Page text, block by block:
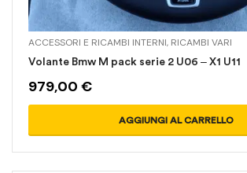
ACCESSORI E RICAMBI INTERNI, RICAMBI VARI
Volante Bmw M pack serie 2 U06 – X1 U11
979,00 €
AGGIUNGI AL CARRELLO